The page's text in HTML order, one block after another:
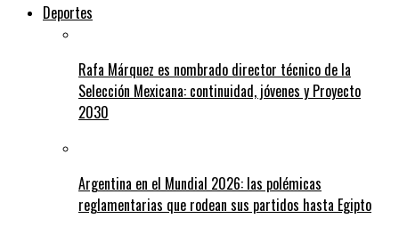
Deportes
Rafa Márquez es nombrado director técnico de la
Selección Mexicana: continuidad, jóvenes y Proyecto
2030
Argentina en el Mundial 2026: las polémicas
reglamentarias que rodean sus partidos hasta Egipto